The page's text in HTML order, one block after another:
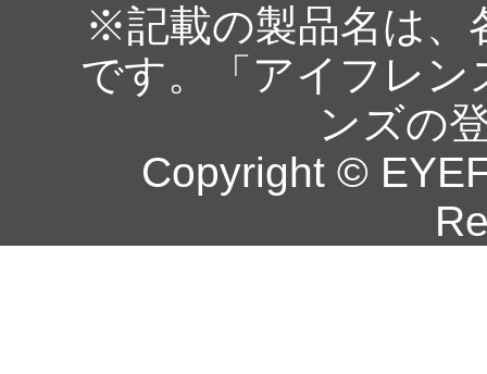
※記載の製品名は、
です。「アイフレ
ンズの
Copyright ©